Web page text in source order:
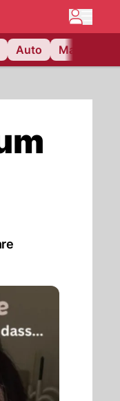
Auto Matchcenter